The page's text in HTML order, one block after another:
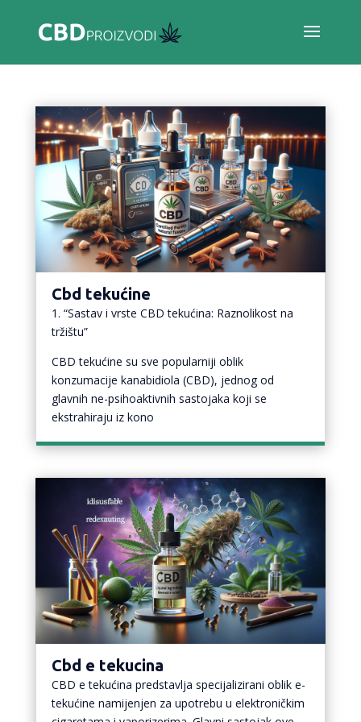
Cbd tekućine
1. “Sastav i vrste CBD tekućina: Raznolikost na
tržištu”
CBD tekućine su sve popularniji oblik
konzumacije kanabidiola (CBD), jednog od
glavnih ne-psihoaktivnih sastojaka koji se
ekstrahiraju iz kono
Cbd e tekucina
CBD e tekućina predstavlja specijalizirani oblik e-
tekućine namijenjen za upotrebu u elektroničkim